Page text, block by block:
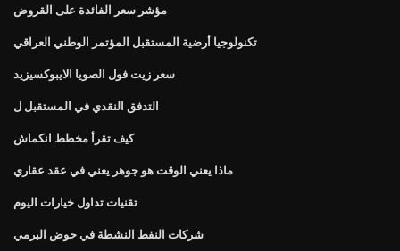
مؤشر سعر الفائدة على القروض
تكنولوجيا أرضية المستقبل المؤتمر الوطني العراقي
سعر زيت فول الصويا الايبوكسيزيد
التدفق النقدي في المستقبل ل
كيف تقرأ مخطط انكماش
ماذا يعني الوقت هو جوهر يعني في عقد عقاري
تقنيات تداول خيارات اليوم
شركات النفط النشطة في حوض البرمي